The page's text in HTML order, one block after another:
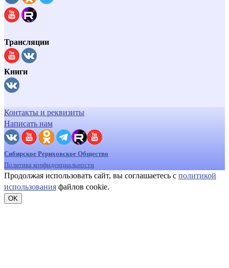
Трансляции
Книги
Контакты и реквизиты
Написать нам
Сибирское Рериховское Общество
Политика конфиденциальности
Продолжая использовать сайт, вы соглашаетесь с политикой
использования файлов cookie.
OK